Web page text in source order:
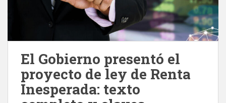
El Gobierno presentó el
proyecto de ley de Renta
Inesperada: texto